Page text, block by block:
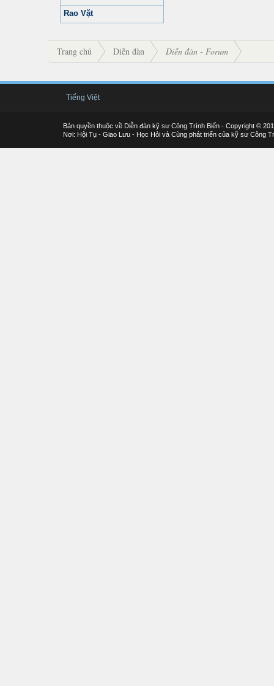
Rao Vặt
Trang chủ Diễn đàn Diễn đàn - Forum
Tiếng Việt
Bản quyền thuộc về Diễn đàn kỹ sư Công Trình Biển - Copyright ©
Nơi: Hội Tụ - Giao Lưu - Học Hỏi và Cùng phát triển của kỹ sư Công